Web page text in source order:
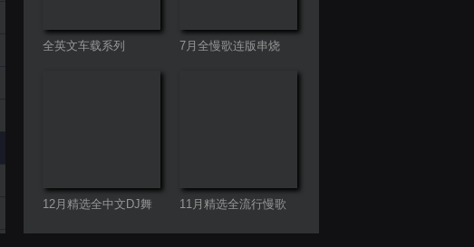
全英文车载系列 7月全慢歌连版串烧
12月精选全中文DJ舞
11月精选全流行慢歌